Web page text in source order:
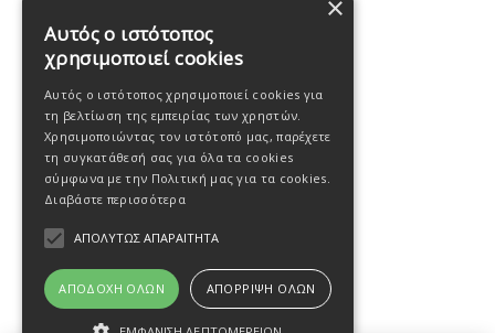
GERASIMOU
FASHION
×
Αυτός ο ιστότοπος
χρησιμοποιεί cookies
Αυτός ο ιστότοπος χρησιμοποιεί cookies για
τη βελτίωση της εμπειρίας των χρηστών.
Χρησιμοποιώντας τον ιστότοπό μας, παρέχετε
τη συγκατάθεσή σας για όλα τα cookies
σύμφωνα με την Πολιτική μας για τα cookies.
Διαβάστε περισσότερα
ΑΠΟΛΎΤΩΣ ΑΠΑΡΑΊΤΗΤΑ
ΑΠΟΔΟΧΉ ΌΛΩΝ ΑΠΌΡΡΙΨΗ ΌΛΩΝ